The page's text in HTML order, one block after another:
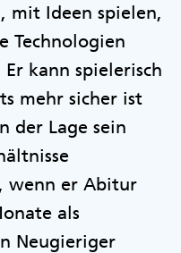
mit Ideen spielen,
Technologien
kann spielerisch
mehr sicher ist
der Lage sein
wenn er Abitur
als
Neugieriger